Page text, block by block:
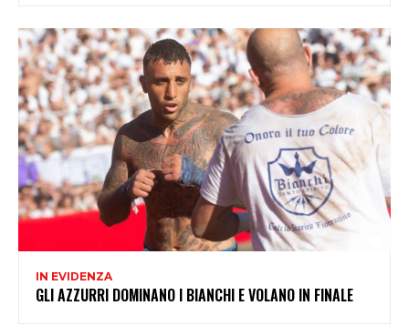
IN EVIDENZA
GLI AZZURRI DOMINANO I BIANCHI E VOLANO IN FINALE